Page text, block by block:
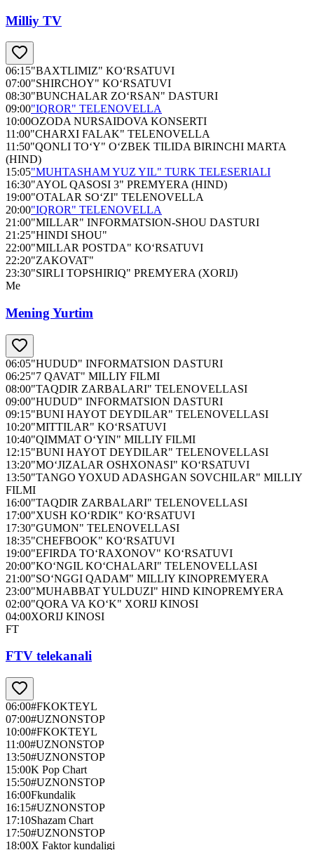
Milliy TV
06:15"BAXTLIMIZ" KO‘RSATUVI
07:00"SHIRCHOY" KO‘RSATUVI
08:30"BUNCHALAR ZO‘RSAN" DASTURI
09:00"IQROR" TELENOVELLA
10:00OZODA NURSAIDOVA KONSERTI
11:00"CHARXI FALAK" TELENOVELLA
11:50"QONLI TO‘Y" O‘ZBEK TILIDA BIRINCHI MARTA
(HIND)
15:05"MUHTASHAM YUZ YIL" TURK TELESERIALI
16:30"AYOL QASOSI 3" PREMYERA (HIND)
19:00"OTALAR SO‘ZI" TELENOVELLA
20:00"IQROR" TELENOVELLA
21:00"MILLAR" INFORMATSION-SHOU DASTURI
21:25"HINDI SHOU"
22:00"MILLAR POSTDA" KO‘RSATUVI
22:20"ZAKOVAT"
23:30"SIRLI TOPSHIRIQ" PREMYERA (XORIJ)
Me
Mening Yurtim
06:05"HUDUD" INFORMATSION DASTURI
06:25"7 QAVAT" MILLIY FILMI
08:00"TAQDIR ZARBALARI" TELENOVELLASI
09:00"HUDUD" INFORMATSION DASTURI
09:15"BUNI HAYOT DEYDILAR" TELENOVELLASI
10:20"MITTILAR" KO‘RSATUVI
10:40"QIMMAT O‘YIN" MILLIY FILMI
12:15"BUNI HAYOT DEYDILAR" TELENOVELLASI
13:20"MO‘JIZALAR OSHXONASI" KO‘RSATUVI
13:50"TANGO YOXUD ADASHGAN SOVCHILAR" MILLIY
FILMI
16:00"TAQDIR ZARBALARI" TELENOVELLASI
17:00"XUSH KO‘RDIK" KO‘RSATUVI
17:30"GUMON" TELENOVELLASI
18:35"CHEFBOOK" KO‘RSATUVI
19:00"EFIRDA TO‘RAXONOV" KO‘RSATUVI
20:00"KO‘NGIL KO‘CHALARI" TELENOVELLASI
21:00"SO‘NGGI QADAM" MILLIY KINOPREMYERA
23:00"MUHABBAT YULDUZI" HIND KINOPREMYERA
02:00"QORA VA KO‘K" XORIJ KINOSI
04:00XORIJ KINOSI
FT
FTV telekanali
06:00#FKOKTEYL
07:00#UZNONSTOP
10:00#FKOKTEYL
11:00#UZNONSTOP
13:50#UZNONSTOP
15:00K Pop Chart
15:50#UZNONSTOP
16:00Fkundalik
16:15#UZNONSTOP
17:10Shazam Chart
17:50#UZNONSTOP
18:00X Faktor kundaligi